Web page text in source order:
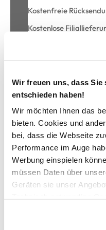
Wir freuen uns, dass Sie
entschieden haben!
Wir möchten Ihnen das
bieten. Cookies und
bei, dass die Webseite
Performance im Auge
Werbung einspielen
müssen Daten über
Geräten sie unser
werden, werden bei der
Kostenfreie
Kostenlose
Damen Bluse im
hübsche Bluse von Lisa
im zeitlosen Streifenlook
mit aufgesetzter
lässig, lockere Passform
seitlich geschlitzt